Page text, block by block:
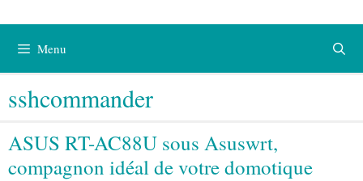
Menu
sshcommander
ASUS RT-AC88U sous Asuswrt,
compagnon idéal de votre domotique